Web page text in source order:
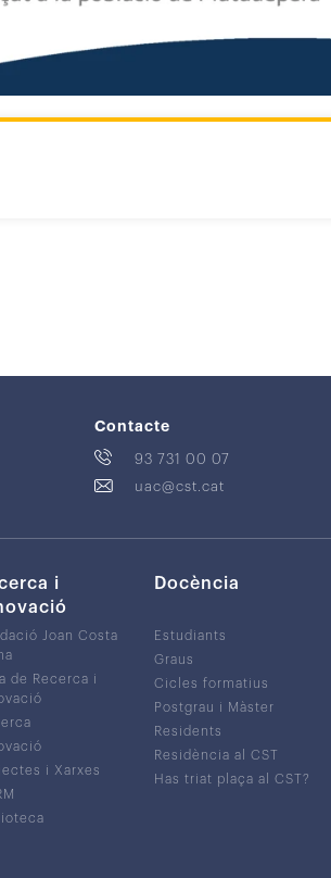
Contacte
93 731 00 07
uac@cst.cat
i
Joan Costa
de Recerca i
i Xarxes
Docència
Estudiants
Graus
Cicles formatius
Postgrau i Màster
Residents
Residència al CST
Has triat plaça al CST?